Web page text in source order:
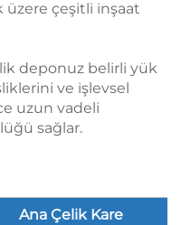
üzere çeşitli inşaat
deponuz belirli yük
ve işlevsel
uzun vadeli
sağlar.
Ana Çelik Kare